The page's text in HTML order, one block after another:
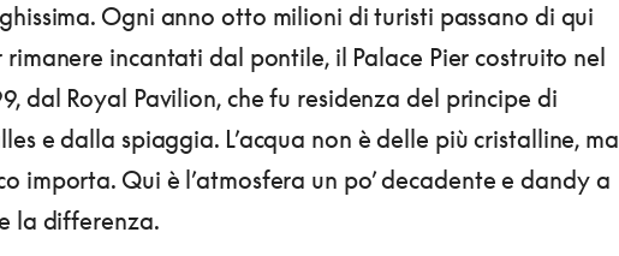
Ogni anno otto milioni di turisti passano di qui
rimanere incantati dal pontile, il Palace Pier costruito nel
dal Royal Pavilion, che fu residenza del principe di
e dalla spiaggia. L’acqua non è delle più cristalline, ma
importa. Qui è l’atmosfera un po’ decadente e dandy a
la differenza.